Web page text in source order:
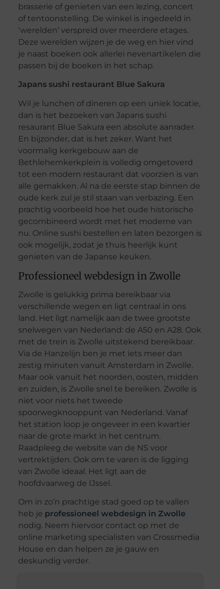
brasserie of genieten van een lezing, concert
of tentoonstelling. De winkel is ingedeeld in
‘werelden’ verspreid over meerdere etages.
Deze werelden wijzen je de weg en hier vind
je naast boeken ook allerlei nevenartikelen die
passen bij de boeken in het schap.
Japans sushi restaurant Blue Sakura
Wil je lunchen of dineren op een uniek locatie,
dan is het bezoeken van Japans sushi
resaurant Blue Sakura een absolute aanrader.
En bijzonder, dat is het zeker. Want het
voormalig kerkgebouw aan de
Bethlehemkerkplein is volledig omgetoverd
tot een modern restaurant dat voorzien is van
alle gemakken. Al na de eerste stap binnen de
oude kerk zul je stil staan van verbazing. Een
prachtig voorbeeld hoe het oude historische
gecombineerd wordt met het moderne van
nu. Online sushi bestellen en laten bezorgen is
ook mogelijk, zodat je thuis heerlijk kunt
genieten van de Japanse keuken.
Professioneel webdesign in Zwolle
Zwolle is gelukkig prima bereikbaar via
verschillende wegen en ligt centraal in ons
land. Het ligt namelijk aan de twee grootste
snelwegen van Nederland: de A50 en A28. Ook
met de trein is Zwolle uitstekend bereikbaar.
Via de Hanzelijn ben je met iets meer dan
zestig minuten vanuit Amsterdam in Zwolle.
Maar ook vanuit het noorden, oosten, midden
en zuiden, is Zwolle snel te bereiken. Zwolle is
niet voor niets het tweede
spoorwegknooppunt van Nederland. Vanaf
het station loop je ongeveer in een kwartier
naar de grote markt in het centrum.
Raadpleeg de website van de NS voor
vertrektijden. Ook om te varen is de ligging
van Zwolle ideaal. Het ligt aan de
hoofdvaarweg de IJssel.
Om in zo’n prachtige stad goed op te vallen
heb je professioneel webdesign in Zwolle
nodig. Neem hiervoor contact op met de
online marketing specialisten van Crossmedia
House en dan helpen ze je gauw en
deskundig verder.